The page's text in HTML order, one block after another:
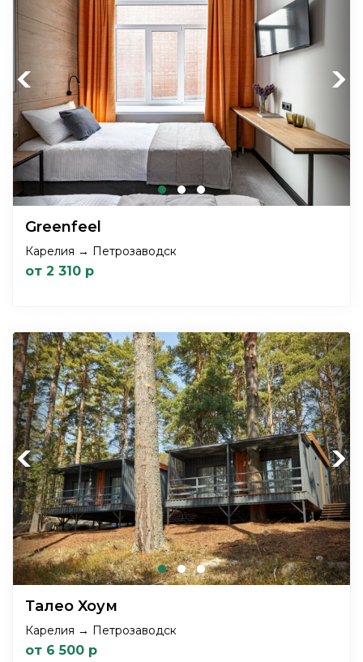
Previous Next
Greenfeel
Карелия → Петрозаводск
от 2 310 р
Previous Next
Талео Хоум
Карелия → Петрозаводск
от 6 500 р